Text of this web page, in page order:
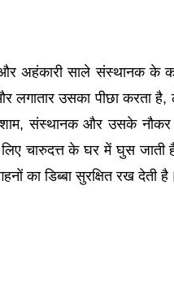
और अहंकारी साले संस्थानक के
लगातार उसका पीछा करता
संस्थानक और उसके नौकर
चारुदत्त के घर में घुस जाती
का डिब्बा सुरक्षित रख देती है।